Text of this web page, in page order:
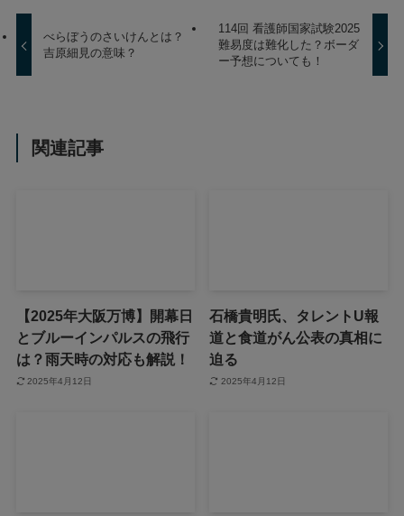
べらぼうのさいけんとは？
吉原細見の意味？
114回 看護師国家試験2025
難易度は難化した？ボーダ
ー予想についても！
関連記事
【2025年大阪万博】開幕日
とブルーインパルスの飛行
は？雨天時の対応も解説！
2025年4月12日
石橋貴明氏、タレントU報
道と食道がん公表の真相に
迫る
2025年4月12日